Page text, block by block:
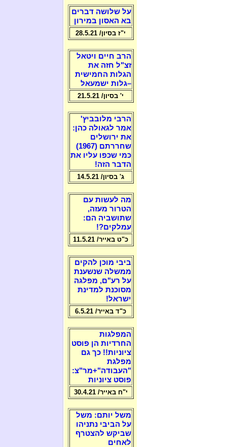
על שלושה דברים
בא האסון במירון
י"ז בסיון/ 28.5.21
הרב חיים ויטאל
זצ"ל חזה את
הגלות החמישית
–גלות ישמעאל
י' בסיון/ 21.5.21
הרבי מלובביץ'
אמר לגאולה כהן:
את ירושלים
שחררתם (1967)
כמי שכפו עליו את
הדבר הזה!
ג' בסיון/ 14.5.21
מה לעשות עם
הטרור מעזה,
שתושביה הם:
עמלקים?!
כ"ט באייר/ 11.5.21
ביבי מוכן להקים
ממשלה שנשענת
על רע"ם, מפלגה
מסוכנת למדינת
ישראל!
כ"ד באייר/ 6.5.21
המפלגות
החרדיות הן פוסט
ציוניות!! כך גם
מפלגת
"העבודה"+מר"צ:
פוסט ציוניות
י"ח באייר/ 30.4.21
משל יותם: משל
על הביבי נתניהו
שביקש להצטרף
לאחים